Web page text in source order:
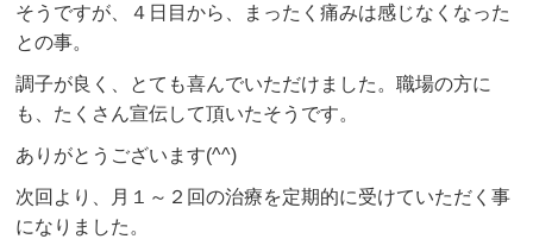
そうですが、４日目から、まったく痛みは感じなくなった
との事。
調子が良く、とても喜んでいただけました。職場の方に
も、たくさん宣伝して頂いたそうです。
ありがとうございます(^^)
次回より、月１～２回の治療を定期的に受けていただく事
になりました。